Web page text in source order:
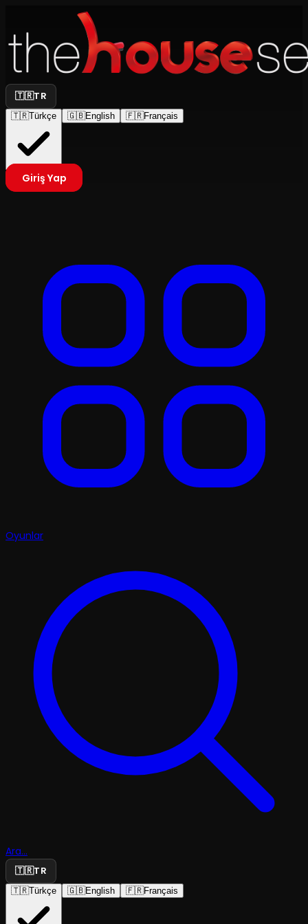
🇹🇷TR
🇹🇷Türkçe 🇬🇧English 🇫🇷Français
Giriş Yap
Oyunlar
Ara...
🇹🇷TR
🇹🇷Türkçe 🇬🇧English 🇫🇷Français